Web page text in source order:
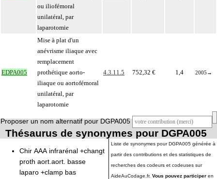
ou iliofémoral
unilatéral, par
laparotomie
EDPA005
Mise à plat d'un
anévrisme iliaque avec
remplacement
prothétique aorto-
iliaque ou aortofémoral
unilatéral, par
laparotomie
4.3.11.5 752,32 € 1,4 2005 →
Proposer un nom alternatif pour DGPA005
Thésaurus de synonymes pour DGPA005
Chir AAA infrarénal +changt
proth aort.aort. basse
laparo +clamp bas
Liste de synonymes pour DGPA005 générée à
partir des contributions et des statistiques de
recherches des codeurs et codeuses sur
AideAuCodage.fr. Vous pouvez participer en